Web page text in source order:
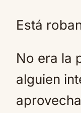
Está
No era la
alguien